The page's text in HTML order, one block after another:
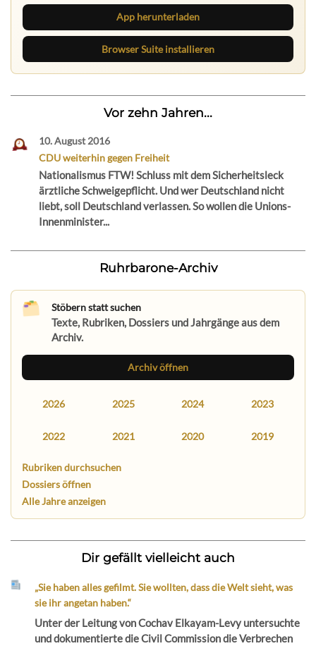
App herunterladen
Browser Suite installieren
Vor zehn Jahren...
10. August 2016
CDU weiterhin gegen Freiheit
Nationalismus FTW! Schluss mit dem Sicherheitsleck
ärztliche Schweigepflicht. Und wer Deutschland nicht
liebt, soll Deutschland verlassen. So wollen die Unions-
Innenminister...
Ruhrbarone-Archiv
Stöbern statt suchen
Texte, Rubriken, Dossiers und Jahrgänge aus dem
Archiv.
Archiv öffnen
2026 2025 2024 2023
2022 2021 2020 2019
Rubriken durchsuchen
Dossiers öffnen
Alle Jahre anzeigen
Dir gefällt vielleicht auch
„Sie haben alles gefilmt. Sie wollten, dass die Welt sieht, was
sie ihr angetan haben.“
Unter der Leitung von Cochav Elkayam-Levy untersuchte
und dokumentierte die Civil Commission die Verbrechen